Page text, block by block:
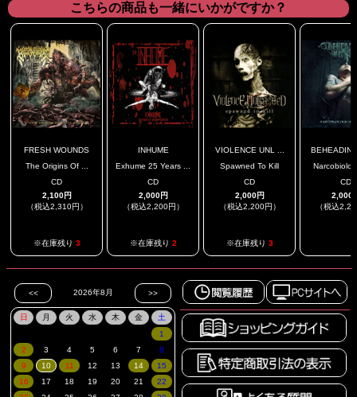
こちらの商品も一緒にいかがですか？
FRESH WOUNDS
The Origins Of ...
CD
2,100円
（税込2,310円）
※在庫残り 3
INHUME
Exhume 25 Years ...
CD
2,000円
（税込2,200円）
※在庫残り 2
VIOLENCE UNL ...
Spawned To Kill
CD
2,000円
（税込2,200円）
※在庫残り 3
CD
2,000
（税込